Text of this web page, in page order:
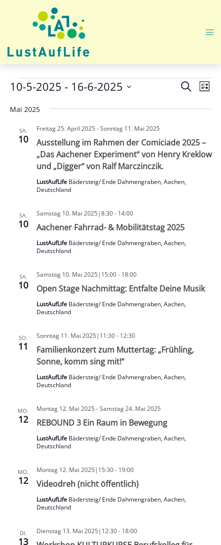
Veranstaltungen
und
SUCHELISTE
10-5-2025 - 16-6-2025
wählen.
Mai 2025
SA.
10
Ausstellung im Rahmen der Comiciade 2025 –
„Das Aachener Experiment“ von Henry Kreklow
und „Digger“ von Ralf Marczinczik.
Freitag 25. April 2025-Sonntag 11. Mai 2025
LustAufLife Bädersteig/ Ende Dahmengraben, Aachen,
Deutschland
SA.
10 Aachener Fahrrad- & Mobilitätstag 2025
Samstag 10. Mai 2025|8:30- 14:00
LustAufLife Bädersteig/ Ende Dahmengraben, Aachen,
Deutschland
SA.
10 Open Stage Nachmittag: Entfalte Deine Musik
Samstag 10. Mai 2025|15:00- 18:00
LustAufLife Bädersteig/ Ende Dahmengraben, Aachen,
Deutschland
SO.
11
Familienkonzert zum Muttertag: „Frühling,
Sonne, komm sing mit!“
Sonntag 11. Mai 2025|11:30- 12:30
LustAufLife Bädersteig/ Ende Dahmengraben, Aachen,
Deutschland
MO.
12 REBOUND 3 Ein Raum in Bewegung
Montag 12. Mai 2025-Samstag 24. Mai 2025
LustAufLife Bädersteig/ Ende Dahmengraben, Aachen,
Deutschland
MO.
12 Videodreh (nicht öffentlich)
Montag 12. Mai 2025|15:30- 19:00
LustAufLife Bädersteig/ Ende Dahmengraben, Aachen,
Deutschland
DI.
13
Dienstag 13. Mai 2025|12:30- 18:00